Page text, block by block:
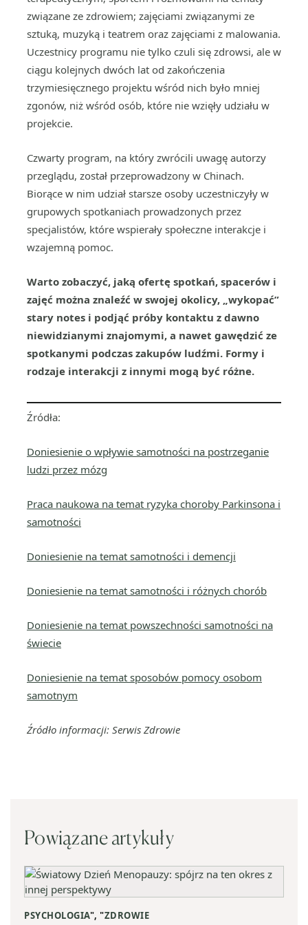
związane ze zdrowiem; zajęciami związanymi ze
sztuką, muzyką i teatrem oraz zajęciami z malowania.
Uczestnicy programu nie tylko czuli się zdrowsi, ale w
ciągu kolejnych dwóch lat od zakończenia
trzymiesięcznego projektu wśród nich było mniej
zgonów, niż wśród osób, które nie wzięły udziału w
projekcie.
Czwarty program, na który zwrócili uwagę autorzy
przeglądu, został przeprowadzony w Chinach.
Biorące w nim udział starsze osoby uczestniczyły w
grupowych spotkaniach prowadzonych przez
specjalistów, które wspierały społeczne interakcje i
wzajemną pomoc.
Warto zobaczyć, jaką ofertę spotkań, spacerów i
zajęć można znaleźć w swojej okolicy, „wykopać”
stary notes i podjąć próby kontaktu z dawno
niewidzianymi znajomymi, a nawet gawędzić ze
spotkanymi podczas zakupów ludźmi. Formy i
rodzaje interakcji z innymi mogą być różne.
Źródła:
Doniesienie o wpływie samotności na postrzeganie
ludzi przez mózg
Praca naukowa na temat ryzyka choroby Parkinsona i
samotności
Doniesienie na temat samotności i demencji
Doniesienie na temat samotności i różnych chorób
Doniesienie na temat powszechności samotności na
świecie
Doniesienie na temat sposobów pomocy osobom
samotnym
Źródło informacji: Serwis Zdrowie
Powiązane artykuły
PSYCHOLOGIA", "ZDROWIE